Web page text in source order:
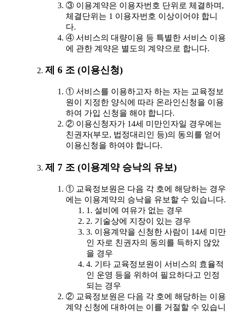
③ 이용계약은 이용자번호 단위로 체결하며,
체결단위는 1 이용자번호 이상이어야 합니
다.
④ 서비스의 대량이용 등 특별한 서비스 이용
에 관한 계약은 별도의 계약으로 합니다.
제 6 조 (이용신청)
① 서비스를 이용하고자 하는 자는 교육정보
원이 지정한 양식에 따라 온라인신청을 이용
하여 가입 신청을 해야 합니다.
② 이용신청자가 14세 미만인자일 경우에는
친권자(부모, 법정대리인 등)의 동의를 얻어
이용신청을 하여야 합니다.
제 7 조 (이용계약 승낙의 유보)
① 교육정보원은 다음 각 호에 해당하는 경우
에는 이용계약의 승낙을 유보할 수 있습니다.
1. 설비에 여유가 없는 경우
2. 기술상에 지장이 있는 경우
3. 이용계약을 신청한 사람이 14세 미만
인 자로 친권자의 동의를 득하지 않았
을 경우
4. 기타 교육정보원이 서비스의 효율적
인 운영 등을 위하여 필요하다고 인정
되는 경우
② 교육정보원은 다음 각 호에 해당하는 이용
계약 신청에 대하여는 이를 거절할 수 있습니